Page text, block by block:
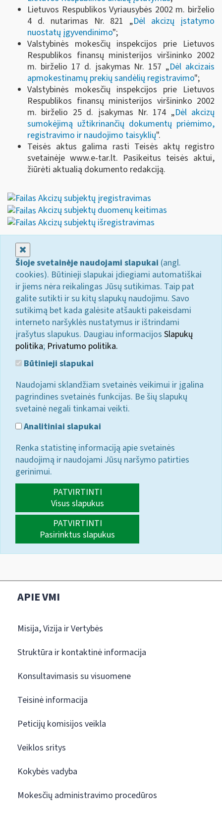
Lietuvos Respublikos Vyriausybės 2002 m. birželio
4 d. nutarimas Nr. 821 „Dėl akcizų įstatymo
nuostatų įgyvendinimo";
Valstybinės mokesčių inspekcijos prie Lietuvos
Respublikos finansų ministerijos viršininko 2002
m. birželio 17 d. įsakymas Nr. 157 „Dėl akcizais
apmokestinamų prekių sandėlių registravimo";
Valstybinės mokesčių inspekcijos prie Lietuvos
Respublikos finansų ministerijos viršininko 2002
m. birželio 25 d. įsakymas Nr. 174 „Dėl akcizų
sumokėjimą užtikrinančių dokumentų priėmimo,
registravimo ir naudojimo taisyklių".
Teisės aktus galima rasti Teisės aktų registro
svetainėje www.e-tar.lt. Pasikeitus teisės aktui,
žiūrėti aktualią dokumento redakciją.
Akcizų subjektų įregistravimas
Akcizų subjektų duomenų keitimas
Akcizų subjektų išregistravimas
Šioje svetainėje naudojami slapukai (angl.
cookies). Būtinieji slapukai įdiegiami automatiškai
ir jiems nėra reikalingas Jūsų sutikimas. Taip pat
galite sutikti ir su kitų slapukų naudojimu. Savo
sutikimą bet kada galėsite atšaukti pakeisdami
interneto naršyklės nustatymus ir ištrindami
įrašytus slapukus. Daugiau informacijos Slapukų
politika; Privatumo politika.
Būtinieji slapukai
Naudojami sklandžiam svetainės veikimui ir įgalina
pagrindines svetainės funkcijas. Be šių slapukų
svetainė negali tinkamai veikti.
Analitiniai slapukai
Renka statistinę informaciją apie svetainės
naudojimą ir naudojami Jūsų naršymo patirties
gerinimui.
PATVIRTINTI
Visus slapukus
PATVIRTINTI
Pasirinktus slapukus
APIE VMI
Misija, Vizija ir Vertybės
Struktūra ir kontaktinė informacija
Konsultavimasis su visuomene
Teisinė informacija
Peticijų komisijos veikla
Veiklos sritys
Kokybės vadyba
Mokesčių administravimo procedūros